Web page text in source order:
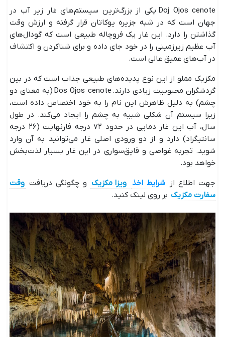
Doj Ojos cenote یکی از بزرگ‌ترین سیستم‌های غار زیر آب در
جهان است که در شبه جزیره یوکاتان قرار گرفته و ارزش وقت
گذاشتن را دارد. این غار یک فروچاله طبیعی است که گودال‌های
آب عظیم زیرزمینی را در خود جای داده و برای شناکردن و اکتشاف
در آب‌های عمیق عالی است.
مکزیک مملو از این نوع پدیده‌های طبیعی جذاب است که در بین
گردشگران محبوبیت زیادی دارند. Dos Ojos cenote (به معنای دو
چشم) به دلیل ظاهرش این نام را به خود اختصاص داده است،
زیرا سیستم آن شکلی شبیه به چشم را ایجاد می‌کند. در طول
سال، آب این غار دمایی در حدود ۷۲ درجه فارنهایت (۲۶ درجه
سانتیگراد) دارد و از دو ورودی اصلی غار می‌توانید به آن وارد
شوید. تجربه غواصی و قایق‌سواری در این غار بسیار لذت‌بخش
خواهد بود.
جهت اطلاع از شرایط اخذ ویزا مکزیک و چگونگی دریافت وقت
سفارت مکزیک بر روی لینک کنید.